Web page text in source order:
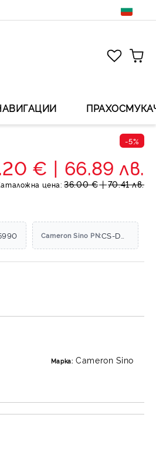
-5%
€ 66.89 лв.
цена: 36.00 € 70.41 лв.
Cameron Sino PN:
Марка: Cameron Sino